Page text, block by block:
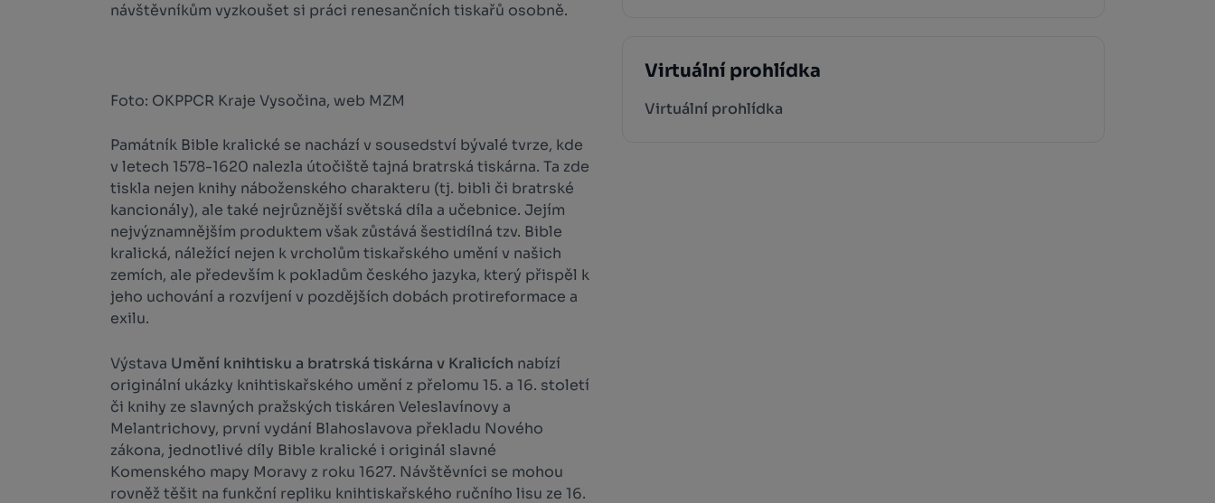
Virtuální prohlídka
Virtuální prohlídka
návštěvníkům vyzkoušet si práci renesančních tiskařů osobně.
Foto: OKPPCR Kraje Vysočina, web MZM
Památník Bible kralické se nachází v sousedství bývalé tvrze, kde
v letech 1578-1620 nalezla útočiště tajná bratrská tiskárna. Ta zde
tiskla nejen knihy náboženského charakteru (tj. bibli či bratrské
kancionály), ale také nejrůznější světská díla a učebnice. Jejím
nejvýznamnějším produktem však zůstává šestidílná tzv. Bible
kralická, náležící nejen k vrcholům tiskařského umění v našich
zemích, ale především k pokladům českého jazyka, který přispěl k
jeho uchování a rozvíjení v pozdějších dobách protireformace a
exilu.
Výstava Umění knihtisku a bratrská tiskárna v Kralicích nabízí
originální ukázky knihtiskařského umění z přelomu 15. a 16. století
či knihy ze slavných pražských tiskáren Veleslavínovy a
Melantrichovy, první vydání Blahoslavova překladu Nového
zákona, jednotlivé díly Bible kralické i originál slavné
Komenského mapy Moravy z roku 1627. Návštěvníci se mohou
rovněž těšit na funkční repliku knihtiskařského ručního lisu ze 16.